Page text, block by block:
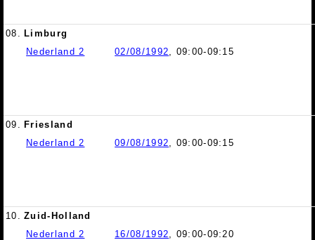
08.
Limburg
Nederland 2
02/08/1992 , 09:00-09:15
09.
Friesland
Nederland 2
09/08/1992 , 09:00-09:15
10.
Zuid-Holland
Nederland 2
16/08/1992 , 09:00-09:20